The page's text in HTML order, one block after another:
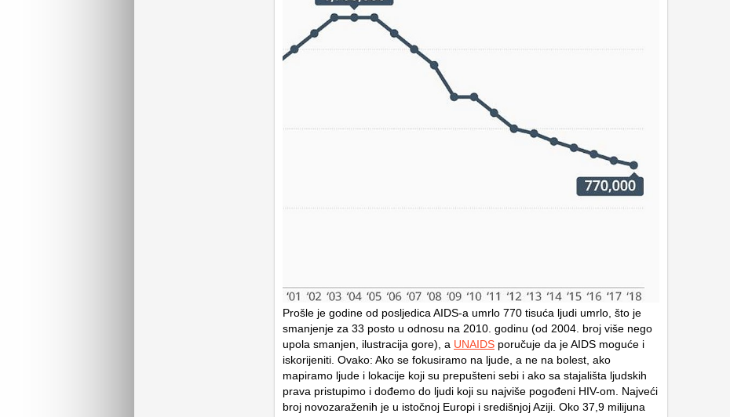
Prošle je godine od posljedica AIDS-a umrlo 770 tisuća ljudi umrlo, što je
smanjenje za 33 posto u odnosu na 2010. godinu (od 2004. broj više nego
upola smanjen, ilustracija gore), a UNAIDS poručuje da je AIDS moguće i
iskorijeniti. Ovako: Ako se fokusiramo na ljude, a ne na bolest, ako
mapiramo ljude i lokacije koji su prepušteni sebi i ako sa stajališta ljudskih
prava pristupimo i dođemo do ljudi koji su najviše pogođeni HIV-om. Najveći
broj novozaraženih je u istočnoj Europi i središnjoj Aziji. Oko 37,9 milijuna